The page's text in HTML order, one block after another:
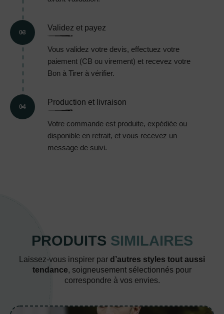
03
Validez et payez
Vous validez votre devis, effectuez votre
paiement (CB ou virement) et recevez votre
Bon à Tirer à vérifier.
04
Production et livraison
Votre commande est produite, expédiée ou
disponible en retrait, et vous recevez un
message de suivi.
PRODUITS SIMILAIRES
Laissez-vous inspirer par d’autres styles tout aussi
tendance, soigneusement sélectionnés pour
correspondre à vos envies.